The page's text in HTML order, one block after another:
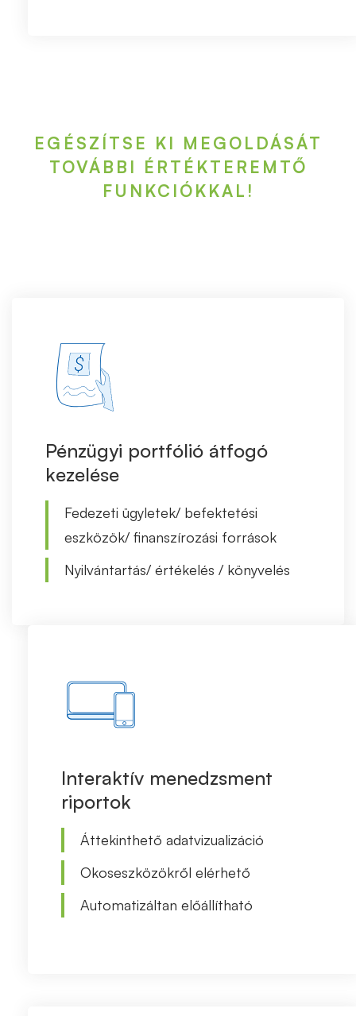
EGÉSZÍTSE KI MEGOLDÁSÁT
TOVÁBBI ÉRTÉKTEREMTŐ
FUNKCIÓKKAL!
Pénzügyi portfólió átfogó
kezelése
Fedezeti ügyletek/ befektetési
eszközök/ finanszírozási források
Nyilvántartás/ értékelés / könyvelés
Interaktív menedzsment
riportok
Áttekinthető adatvizualizáció
Okoseszközökről elérhető
Automatizáltan előállítható